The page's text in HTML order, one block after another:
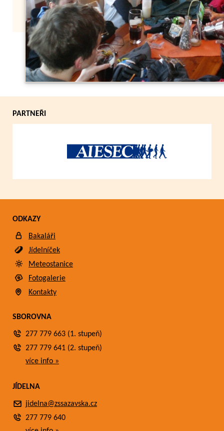
Zpět
PARTNEŘI
ODKAZY
Bakaláři
Jídelníček
Meteostanice
Fotogalerie
Kontakty
SBOROVNA
277 779 663 (1. stupeň)
277 779 641 (2. stupeň)
více info »
JÍDELNA
jidelna@zssazavska.cz
277 779 640